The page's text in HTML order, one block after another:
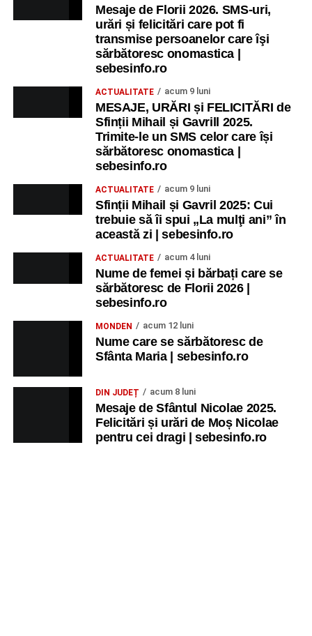
Mesaje de Florii 2026. SMS-uri,
urări și felicitări care pot fi
transmise persoanelor care îşi
sărbătoresc onomastica |
sebesinfo.ro
ACTUALITATE acum 9 luni
MESAJE, URĂRI și FELICITĂRI de
Sfinții Mihail și Gavrill 2025.
Trimite-le un SMS celor care își
sărbătoresc onomastica |
sebesinfo.ro
ACTUALITATE acum 9 luni
Sfinții Mihail și Gavril 2025: Cui
trebuie să îi spui „La mulţi ani” în
această zi | sebesinfo.ro
ACTUALITATE acum 4 luni
Nume de femei și bărbați care se
sărbătoresc de Florii 2026 |
sebesinfo.ro
MONDEN acum 12 luni
Nume care se sărbătoresc de
Sfânta Maria | sebesinfo.ro
DIN JUDEȚ acum 8 luni
Mesaje de Sfântul Nicolae 2025.
Felicitări și urări de Moș Nicolae
pentru cei dragi | sebesinfo.ro